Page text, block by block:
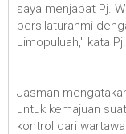
saya menjabat Pj.
bersilaturahmi
Limopuluah," kata
Jasman
untuk kemajuan
kontrol dari